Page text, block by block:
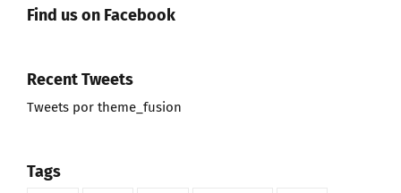
Find us on Facebook
Recent Tweets
Tweets por theme_fusion
Tags